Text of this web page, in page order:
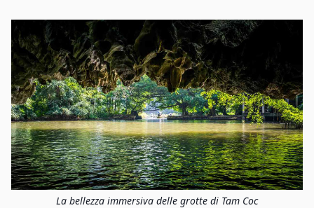
La bellezza immersiva delle grotte di Tam Coc